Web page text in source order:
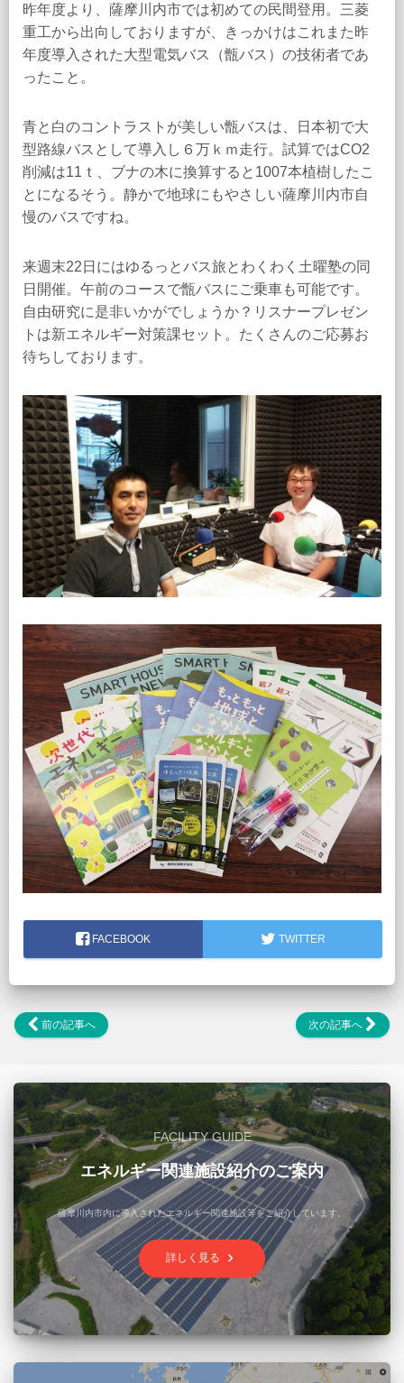
昨年度より、薩摩川内市では初めての民間登用。三菱
重工から出向しておりますが、きっかけはこれまた昨
年度導入された大型電気バス（甑バス）の技術者であ
ったこと。
青と白のコントラストが美しい甑バスは、日本初で大
型路線バスとして導入し６万ｋｍ走行。試算ではCO2
削減は11ｔ、ブナの木に換算すると1007本植樹したこ
とになるそう。静かで地球にもやさしい薩摩川内市自
慢のバスですね。
来週末22日にはゆるっとバス旅とわくわく土曜塾の同
日開催。午前のコースで甑バスにご乗車も可能です。
自由研究に是非いかがでしょうか？リスナープレゼン
トは新エネルギー対策課セット。たくさんのご応募お
待ちしております。
FACEBOOK TWITTER
前の記事へ 次の記事へ
FACILITY GUIDE
エネルギー関連施設紹介のご案内
薩摩川内市内に導入されたエネルギー関連施設等をご紹介しています。
詳しく見る keyboard_arrow_right